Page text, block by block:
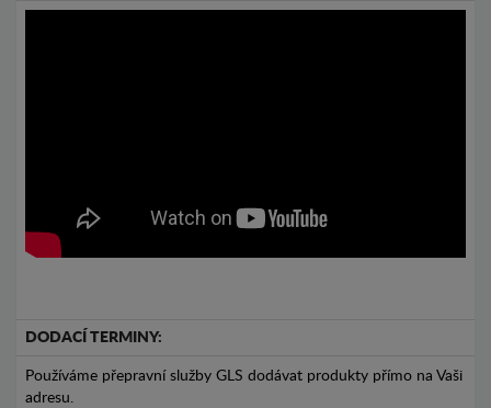
DODACÍ TERMINY:
Používáme přepravní služby GLS dodávat produkty přímo na Vaši
adresu.